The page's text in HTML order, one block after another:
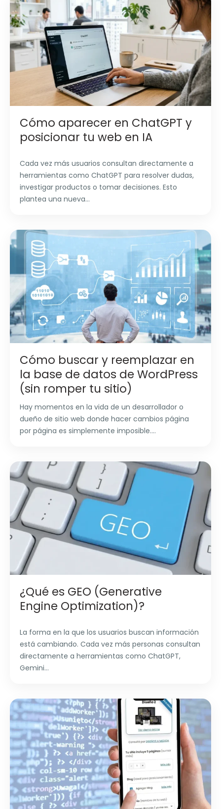
Cómo aparecer en ChatGPT y
posicionar tu web en IA
Cada vez más usuarios consultan directamente a
herramientas como ChatGPT para resolver dudas,
investigar productos o tomar decisiones. Esto
plantea una nueva...
Cómo buscar y reemplazar en
la base de datos de WordPress
(sin romper tu sitio)
Hay momentos en la vida de un desarrollador o
dueño de sitio web donde hacer cambios página
por página es simplemente imposible....
¿Qué es GEO (Generative
Engine Optimization)?
La forma en la que los usuarios buscan información
está cambiando. Cada vez más personas consultan
directamente a herramientas como ChatGPT,
Gemini...